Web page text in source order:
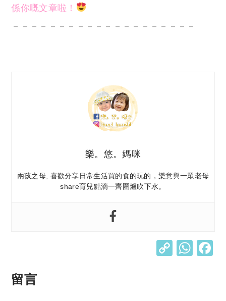
係你嘅文章啦！
－－－－－－－－－－－－－－－－－－－－
樂。悠。媽咪
兩孩之母, 喜歡分享日常生活買的食的玩的，樂意與一眾老母
share育兒點滴一齊圍爐吹下水。
C W
留言